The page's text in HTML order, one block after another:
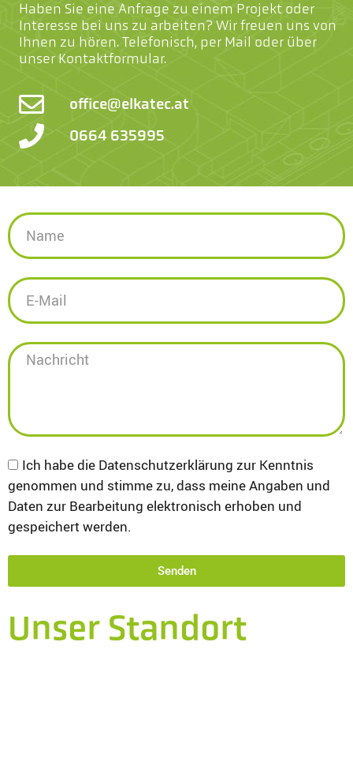
Haben Sie eine Anfrage zu einem Projekt oder
Interesse bei uns zu arbeiten? Wir freuen uns von
Ihnen zu hören. Telefonisch, per Mail oder über
unser Kontaktformular.
office@elkatec.at
0664 635995
Ich habe die Datenschutzerklärung zur Kenntnis
genommen und stimme zu, dass meine Angaben und
Daten zur Bearbeitung elektronisch erhoben und
gespeichert werden.
Senden
Unser Standort